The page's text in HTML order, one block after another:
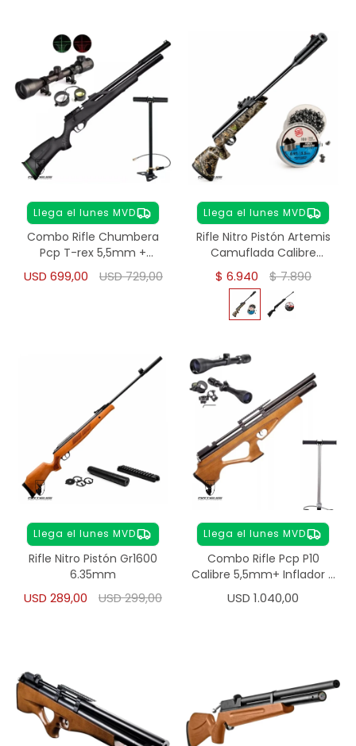
Llega el lunes MVD
Combo Rifle Chumbera
Pcp T-rex 5,5mm +
Inflador + Mira 3-9x40
USD 699,00 USD729,00
Llega el lunes MVD
Rifle Nitro Pistón Artemis
Camuflada Calibre
5,5mm - Camuflado
$ 6.940 $7.890
Llega el lunes MVD
Rifle Nitro Pistón Gr1600
6.35mm
USD 289,00 USD299,00
Llega el lunes MVD
Combo Rifle Pcp P10
Calibre 5,5mm+ Inflador +
Mira
USD 1.040,00